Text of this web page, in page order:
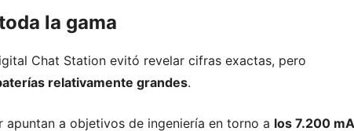
la gama
Chat Station evitó revelar cifras exactas, pero
relativamente grandes.
a objetivos de ingeniería en torno a los 7.200